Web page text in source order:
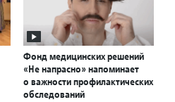
Фонд медицинских решений
«Не напрасно» напоминает
о важности профилактических
обследований